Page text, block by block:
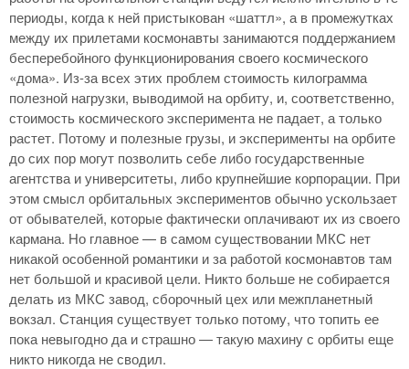
периоды, когда к ней пристыкован «шаттл», а в промежутках
между их прилетами космонавты занимаются поддержанием
бесперебойного функционирования своего космического
«дома». Из-за всех этих проблем стоимость килограмма
полезной нагрузки, выводимой на орбиту, и, соответственно,
стоимость космического эксперимента не падает, а только
растет. Потому и полезные грузы, и эксперименты на орбите
до сих пор могут позволить себе либо государственные
агентства и университеты, либо крупнейшие корпорации. При
этом смысл орбитальных экспериментов обычно ускользает
от обывателей, которые фактически оплачивают их из своего
кармана. Но главное — в самом существовании МКС нет
никакой особенной романтики и за работой космонавтов там
нет большой и красивой цели. Никто больше не собирается
делать из МКС завод, сборочный цех или межпланетный
вокзал. Станция существует только потому, что топить ее
пока невыгодно да и страшно — такую махину с орбиты еще
никто никогда не сводил.